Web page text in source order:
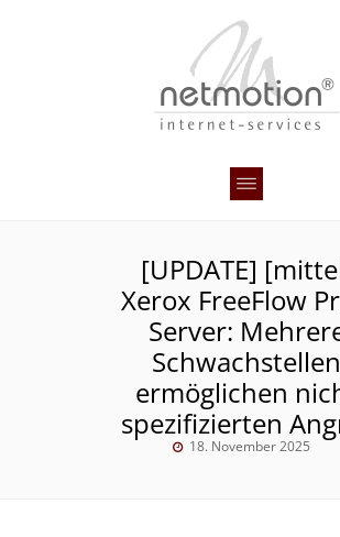
[UPDATE]
Xerox FreeFlow
Server:
Schwachstellen
ermöglichen
spezifizierten
18. November 2025